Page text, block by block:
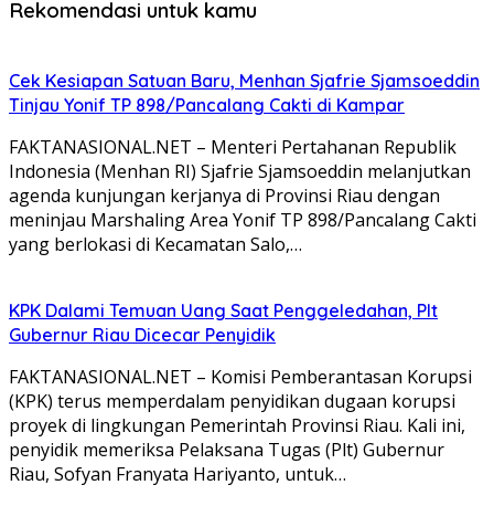
Rekomendasi untuk kamu
Cek Kesiapan Satuan Baru, Menhan Sjafrie Sjamsoeddin
Tinjau Yonif TP 898/Pancalang Cakti di Kampar
FAKTANASIONAL.NET – Menteri Pertahanan Republik
Indonesia (Menhan RI) Sjafrie Sjamsoeddin melanjutkan
agenda kunjungan kerjanya di Provinsi Riau dengan
meninjau Marshaling Area Yonif TP 898/Pancalang Cakti
yang berlokasi di Kecamatan Salo,…
KPK Dalami Temuan Uang Saat Penggeledahan, Plt
Gubernur Riau Dicecar Penyidik
FAKTANASIONAL.NET – Komisi Pemberantasan Korupsi
(KPK) terus memperdalam penyidikan dugaan korupsi
proyek di lingkungan Pemerintah Provinsi Riau. Kali ini,
penyidik memeriksa Pelaksana Tugas (Plt) Gubernur
Riau, Sofyan Franyata Hariyanto, untuk…